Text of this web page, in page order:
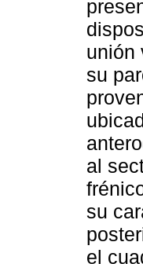
unión
su
al
su
el